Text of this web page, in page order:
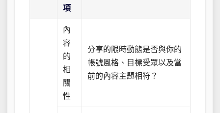
項
內
容
的
相
關
性
分享的限時動態是否與你的
帳號風格、目標受眾以及當
前的內容主題相符？